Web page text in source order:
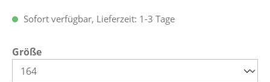
Sofort verfügbar, Lieferzeit: 1-3 Tage
Größeauswählen